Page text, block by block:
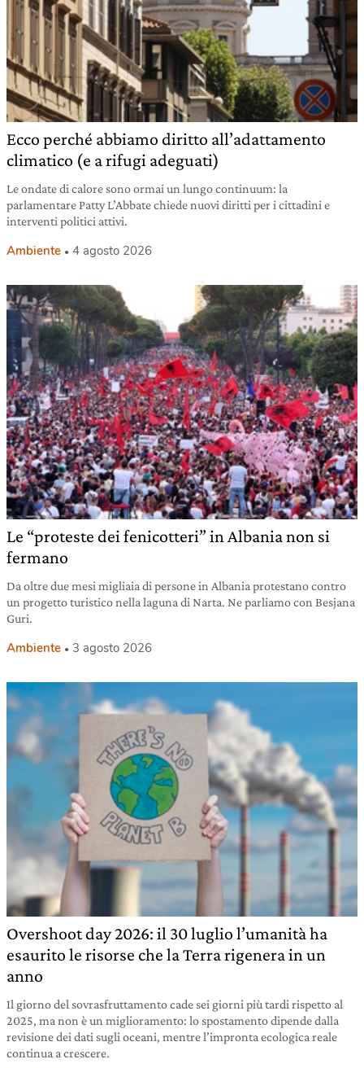
Ecco perché abbiamo diritto all’adattamento
climatico (e a rifugi adeguati)
Le ondate di calore sono ormai un lungo continuum: la
parlamentare Patty L’Abbate chiede nuovi diritti per i cittadini e
interventi politici attivi.
Ambiente 4 agosto 2026
Le “proteste dei fenicotteri” in Albania non si
fermano
Da oltre due mesi migliaia di persone in Albania protestano contro
un progetto turistico nella laguna di Narta. Ne parliamo con Besjana
Guri.
Ambiente 3 agosto 2026
Overshoot day 2026: il 30 luglio l’umanità ha
esaurito le risorse che la Terra rigenera in un
anno
Il giorno del sovrasfruttamento cade sei giorni più tardi rispetto al
2025, ma non è un miglioramento: lo spostamento dipende dalla
revisione dei dati sugli oceani, mentre l’impronta ecologica reale
continua a crescere.